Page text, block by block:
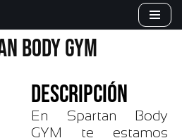
BODY GYM
DESCRIPCIÓN
En Spartan Body
GYM te estamos